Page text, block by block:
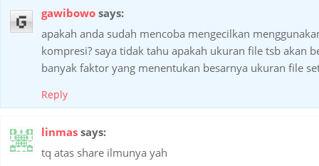
gawibowo says:
apakah anda sudah mencoba mengecilkan
kompresi? saya tidak tahu apakah ukuran file tsb akan
banyak faktor yang menentukan besarnya ukuran file
Reply
linmas says:
tq atas share ilmunya yah